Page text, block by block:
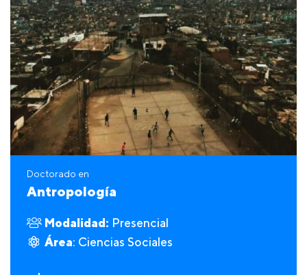
Doctorado en
Antropología
Modalidad: Presencial
Área: Ciencias Sociales